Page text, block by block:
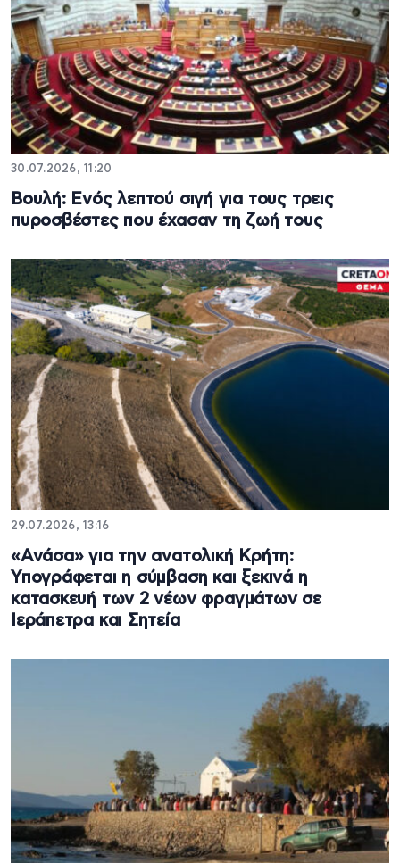
30.07.2026, 11:20
Βουλή: Ενός λεπτού σιγή για τους τρεις
πυροσβέστες που έχασαν τη ζωή τους
29.07.2026, 13:16
«Ανάσα» για την ανατολική Κρήτη:
Υπογράφεται η σύμβαση και ξεκινά η
κατασκευή των 2 νέων φραγμάτων σε
Ιεράπετρα και Σητεία